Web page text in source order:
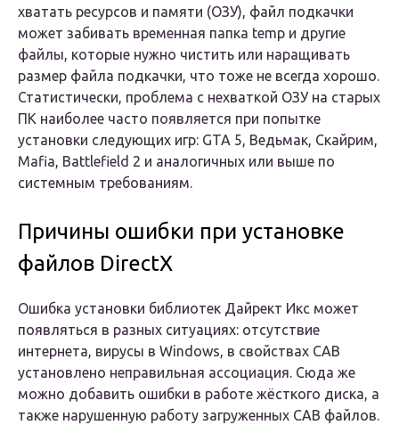
хватать ресурсов и памяти (ОЗУ), файл подкачки
может забивать временная папка temp и другие
файлы, которые нужно чистить или наращивать
размер файла подкачки, что тоже не всегда хорошо.
Статистически, проблема с нехваткой ОЗУ на старых
ПК наиболее часто появляется при попытке
установки следующих игр: GTA 5, Ведьмак, Скайрим,
Mafia, Battlefield 2 и аналогичных или выше по
системным требованиям.
Причины ошибки при установке
файлов DirectX
Ошибка установки библиотек Дайрект Икс может
появляться в разных ситуациях: отсутствие
интернета, вирусы в Windows, в свойствах CAB
установлено неправильная ассоциация. Сюда же
можно добавить ошибки в работе жёсткого диска, а
также нарушенную работу загруженных CAB файлов.